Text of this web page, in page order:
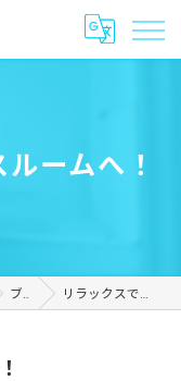
ームへ！
ブログ リラックスできるバスルームへ！